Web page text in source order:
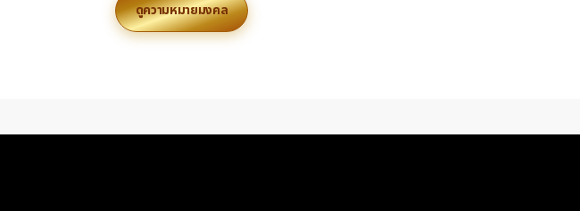
ดูความหมายมงคล